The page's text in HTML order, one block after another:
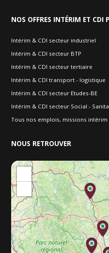
NOS OFFRES INTÉRIM ET CDI
Intérim & CDI secteur industriel
Intérim & CDI secteur BTP
Intérim & CDI secteur tertiaire
Intérim & CDI transport - logistique
Intérim & CDI secteur Etudes-BE
Intérim & CDI secteur Social -
Tous nos emplois, missions intérim
NOUS RETROUVER